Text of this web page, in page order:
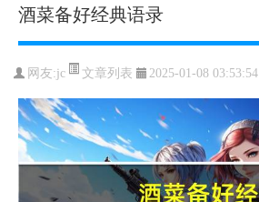
酒菜备好经典语录
网友:jc 文章列表 2025-01-08 03:53:54